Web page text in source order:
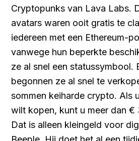
Cryptopunks van Lava Labs.
avatars waren ooit gratis te
iedereen met een Ethereum-
vanwege hun beperkte
ze al snel een statussymbool.
begonnen ze al snel te
sommen keiharde crypto. Als
wilt kopen, kunt u meer dan €
Dat is alleen kleingeld voor